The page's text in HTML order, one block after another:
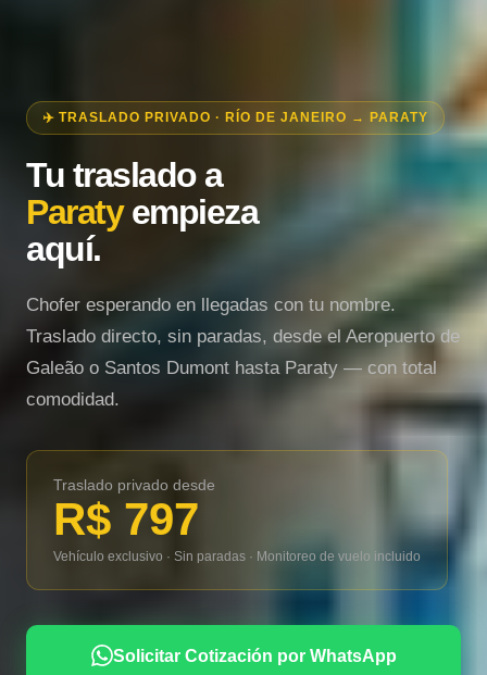
✈️ TRASLADO PRIVADO · RÍO DE JANEIRO → PARATY
Tu traslado a
Paratyempieza
aquí.
Chofer esperando en llegadas con tu nombre.
Traslado directo, sin paradas, desde el Aeropuerto de
Galeão o Santos Dumont hasta Paraty — con total
comodidad.
Traslado privado desde
R$ 797
Vehículo exclusivo · Sin paradas · Monitoreo de vuelo incluido
Solicitar Cotización por WhatsApp